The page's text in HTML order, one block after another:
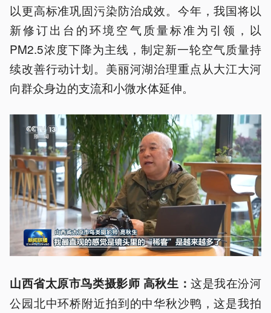
以更高标准巩固污染防治成效。今年，我国将以
新修订出台的环境空气质量标准为引领，以
PM2.5浓度下降为主线，制定新一轮空气质量持
续改善行动计划。美丽河湖治理重点从大江大河
向群众身边的支流和小微水体延伸。
山西省太原市鸟类摄影师 高秋生：这是我在汾河
公园北中环桥附近拍到的中华秋沙鸭，这是我拍